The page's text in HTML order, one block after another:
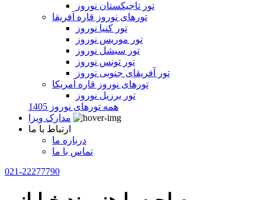
تور تاجیکستان نوروز
تورهای نوروز قاره آفریقا
تور کنیا نوروز
تور موریس نوروز
تور سیشل نوروز
تور تونس نوروز
تور آفریقای جنوبی نوروز
تورهای نوروز قاره آمریکا
تور برزیل نوروز
همه تورهای نوروز 1405
مدارک ویزا
ارتباط با ما
درباره ما
تماس با ما
021-22277790